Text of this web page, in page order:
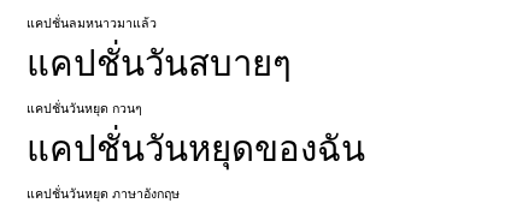
แคปชั่นลมหนาวมาแล้ว
แคปชั่นวันสบายๆ
แคปชั่นวันหยุด กวนๆ
แคปชั่นวันหยุดของฉัน
แคปชั่นวันหยุด ภาษาอังกฤษ